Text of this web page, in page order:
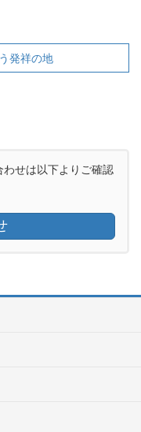
発祥の地
せは以下よりご確認